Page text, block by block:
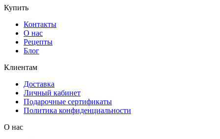
Купить
Контакты
О нас
Рецепты
Блог
Клиентам
Доставка
Личный кабинет
Подарочные сертификаты
Политика конфиденциальности
О нас